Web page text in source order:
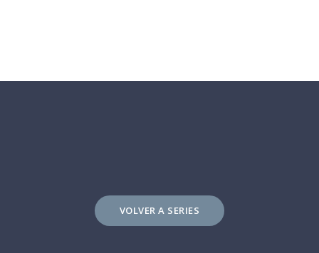
VOLVER A SERIES